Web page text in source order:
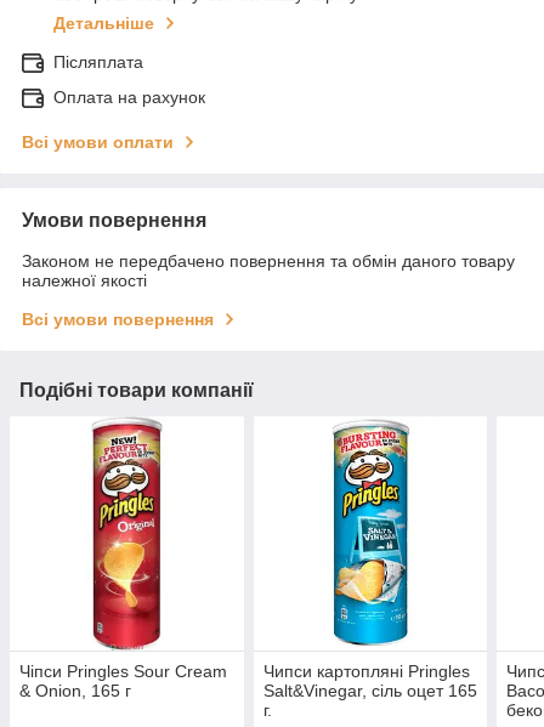
Детальніше
Післяплата
Оплата на рахунок
Всі умови оплати
Умови повернення
Законом не передбачено повернення та обмін даного товару
належної якості
Всі умови повернення
Подібні товари компанії
Чіпси Pringles Sour Cream
& Onion, 165 г
Чипси картопляні Pringles
Salt&Vinegar, сіль оцет 165
г.